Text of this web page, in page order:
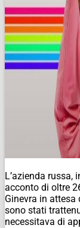
L’azienda russa,
acconto di oltre
Ginevra in attesa
sono stati
necessitava di